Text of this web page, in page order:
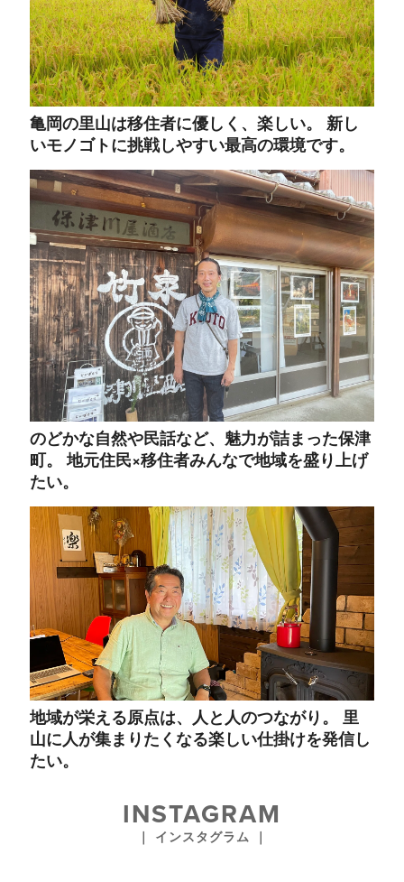
亀岡の里山は移住者に優しく、楽しい。 新し
いモノゴトに挑戦しやすい最高の環境です。
のどかな自然や民話など、魅力が詰まった保津
町。 地元住民×移住者みんなで地域を盛り上げ
たい。
地域が栄える原点は、人と人のつながり。 里
山に人が集まりたくなる楽しい仕掛けを発信し
たい。
INSTAGRAM
｜ インスタグラム ｜